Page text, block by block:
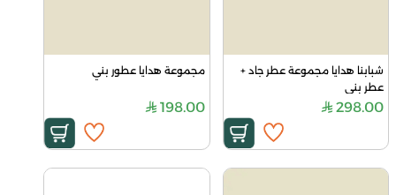
عطر بني
298.00
مجموعة هدايا عطور بني
198.00